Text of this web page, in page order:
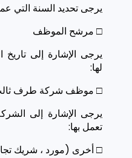
يرجى تحديد السنة التي
□ مرشح الموظف
يرجى الإشارة إلى تاريخ
لها:
□ موظف شركة طرف
يرجى الإشارة إلى
تعمل بها:
□ أخرى (مورد ، شريك